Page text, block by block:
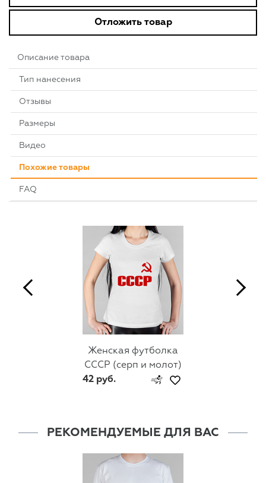
Отложить товар
Описание товара
Тип нанесения
Отзывы
Размеры
Видео
Похожие товары
FAQ
Женская футболка
СССР (серп и молот)
42 руб.
РЕКОМЕНДУЕМЫЕ ДЛЯ ВАС